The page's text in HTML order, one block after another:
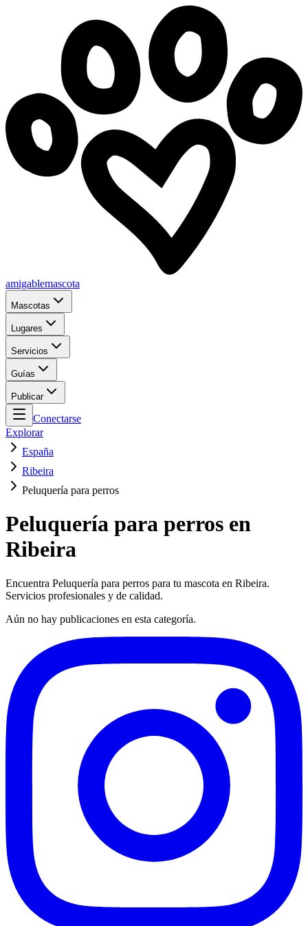
amigablemascota
Mascotas
Lugares
Servicios
Guías
Publicar
Conectarse
Explorar
España
Ribeira
Peluquería para perros
Peluquería para perros en
Ribeira
Encuentra Peluquería para perros para tu mascota en Ribeira.
Servicios profesionales y de calidad.
Aún no hay publicaciones en esta categoría.